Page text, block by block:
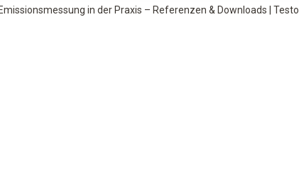
Emissionsmessung in der Praxis – Referenzen & Downloads | Testo